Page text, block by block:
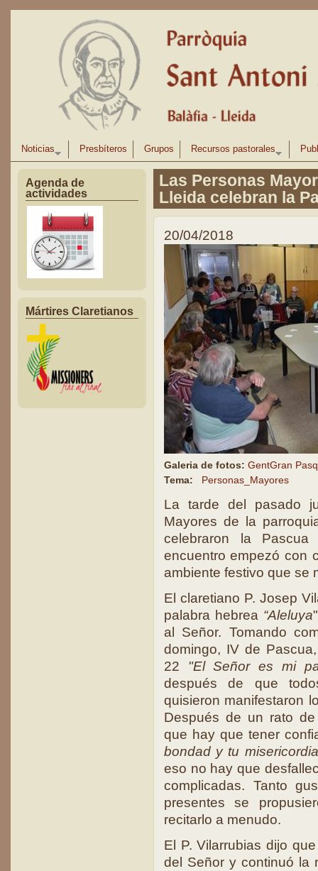
Pasar al contenido principal
Noticias Presbíteros Grupos Recursos pastorales
Agenda de
actividades
Mártires Claretianos
Las Personas
Lleida celebran la
20/04/2018
Galeria de fotos: GentGran
Tema:
Personas_Mayores
La tarde del pasado
Mayores de la
celebraron la
encuentro empezó con
ambiente festivo que se
El claretiano P. Josep
palabra hebrea “Aleluya
al Señor. Tomando
domingo, IV de
22 "El Señor es mi
después de que
quisieron manifestaron
Después de un rato de
que hay que tener
bondad y tu
eso no hay que
complicadas. Tanto
presentes se
recitarlo a menudo.
El P. Vilarrubias dijo
del Señor y continuó la